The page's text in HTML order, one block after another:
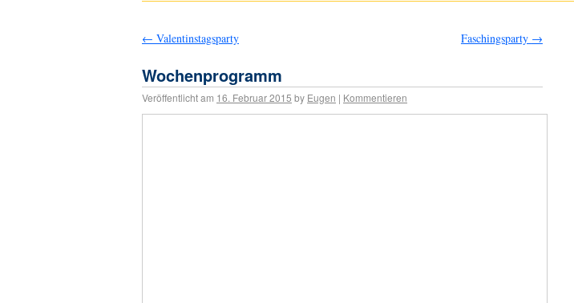
← Valentinstagsparty Faschingsparty →
Wochenprogramm
Veröffentlicht am 16. Februar 2015 by Eugen | Kommentieren